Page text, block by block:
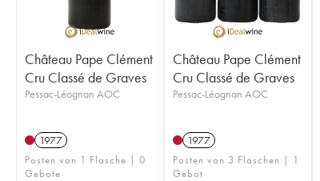
Château Pape Clément
Cru Classé de Graves
Pessac-Léognan AOC
1977
Posten von 1 Flasche | 0
Gebote
Château Pape Clément
Cru Classé de Graves
Pessac-Léognan AOC
1977
Posten von 3 Flaschen | 1
Gebot